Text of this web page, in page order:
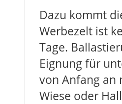
Dazu kommt
Werbezelt ist
Tage.
Eignung für
von Anfang an
Wiese oder